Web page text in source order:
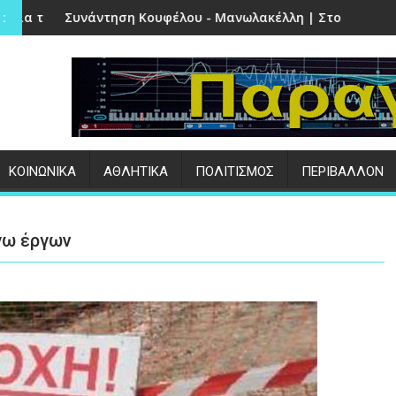
- Μανωλακέλλη | Στο επίκεντρο το παλιό
Επιτυχημένες οι
ΚΟΙΝΩΝΙΚΑ ΑΘΛΗΤΙΚΑ ΠΟΛΙΤΙΣΜΟΣ ΠΕΡΙΒΑΛΛΟΝ
έργων